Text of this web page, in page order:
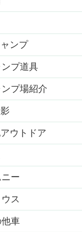
ンプ
プ道具
プ場紹介
ウトドア
ー
ス
車